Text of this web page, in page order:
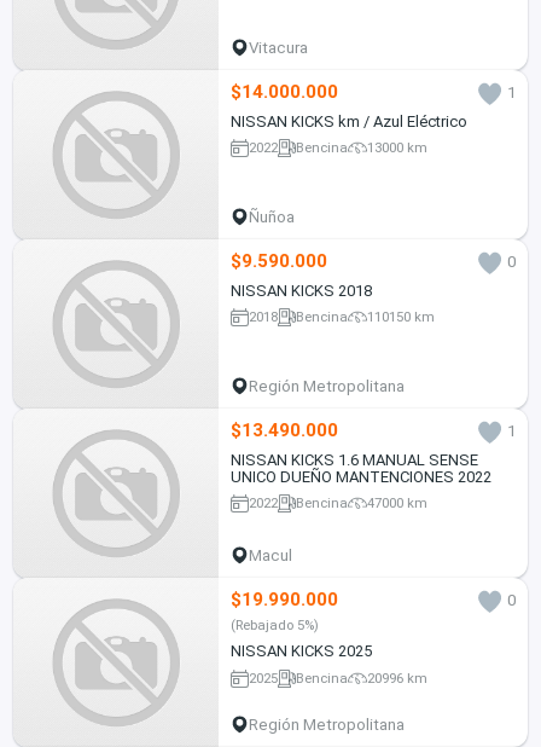
Vitacura
$14.000.000
1
NISSAN KICKS km / Azul Eléctrico
2022 Bencina 13000 km
Ñuñoa
$9.590.000
0
NISSAN KICKS 2018
2018 Bencina 110150 km
Región Metropolitana
$13.490.000
1
NISSAN KICKS 1.6 MANUAL SENSE
UNICO DUEÑO MANTENCIONES 2022
2022 Bencina 47000 km
Macul
$19.990.000 0
(Rebajado 5%)
NISSAN KICKS 2025
2025 Bencina 20996 km
Región Metropolitana